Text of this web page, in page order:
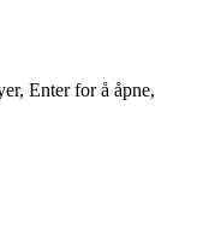
Enter for å åpne,